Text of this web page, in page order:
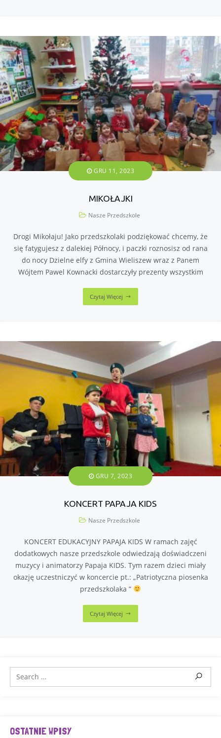
GRU 11, 2023
MIKOŁAJKI
Nasze Przedszkole
Drogi Mikołaju! Jako przedszkolaki podziękować chcemy, że
się fatygujesz z dalekiej Północy, i paczki roznosisz od rana
do nocy Dzielne elfy z Gmina Wieliszew wraz z Panem
Wójtem Pawel Kownacki dostarczyły prezenty wszystkim
Czytaj Więcej
GRU 7, 2023
KONCERT PAPAJA KIDS
Nasze Przedszkole
KONCERT EDUKACYJNY PAPAJA KIDS W ramach zajęć
dodatkowych nasze przedszkole odwiedzają doświadczeni
muzycy i animatorzy Papaja KIDS. Tym razem dzieci miały
okazję uczestniczyć w koncercie pt.: „Patriotyczna piosenka
przedszkolaka ”
Czytaj Więcej
OSTATNIE WPISY